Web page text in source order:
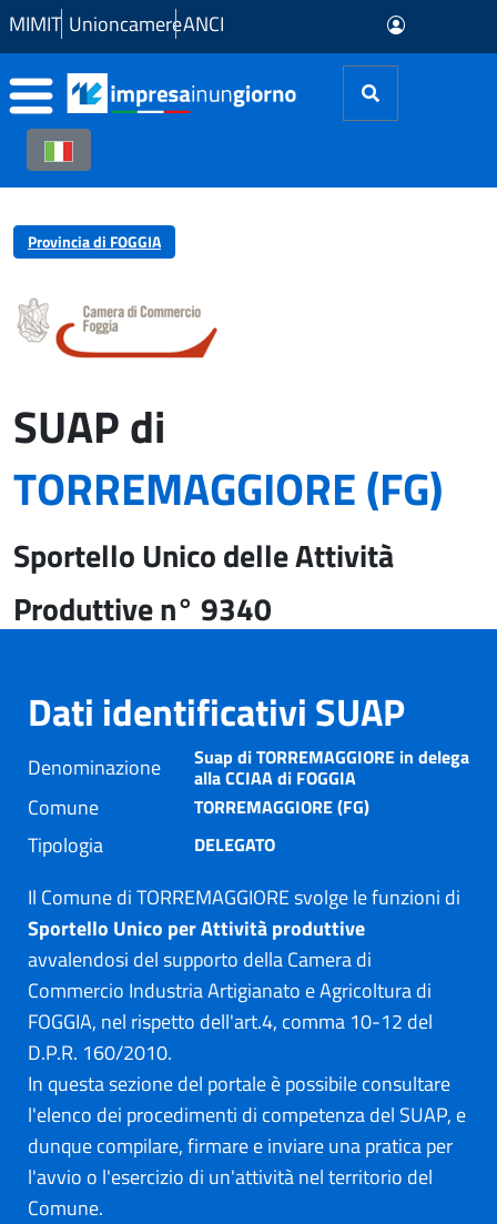
Skip to Main Content
MIMIT UnioncamereANCI
Provincia di FOGGIA
SUAP di
TORREMAGGIORE (FG)
Sportello Unico delle Attività
Produttive n° 9340
Dati identificativi SUAP
Denominazione Suap di TORREMAGGIORE in delega
alla CCIAA di FOGGIA
Comune TORREMAGGIORE (FG)
Tipologia DELEGATO
Il Comune di TORREMAGGIORE svolge le funzioni di
Sportello Unico per Attività produttive
avvalendosi del supporto della Camera di
Commercio Industria Artigianato e Agricoltura di
FOGGIA, nel rispetto dell'art.4, comma 10-12 del
D.P.R. 160/2010.
In questa sezione del portale è possibile consultare
l'elenco dei procedimenti di competenza del SUAP, e
dunque compilare, firmare e inviare una pratica per
l'avvio o l'esercizio di un'attività nel territorio del
Comune.